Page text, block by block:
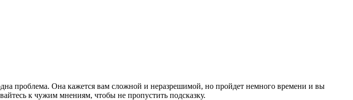
проблема. Она кажется вам сложной и неразрешимой, но пройдет немного времени и вы
к чужим мнениям, чтобы не пропустить подсказку.